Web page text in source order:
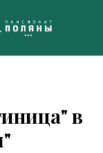
8 (495)
в